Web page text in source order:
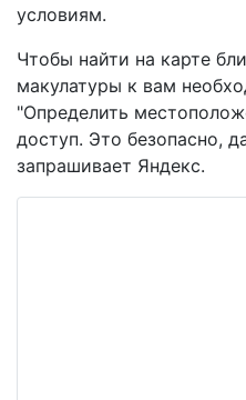
условиям.
Чтобы найти на карте
макулатуры к вам
"Определить
доступ. Это безопасно,
запрашивает Яндекс.